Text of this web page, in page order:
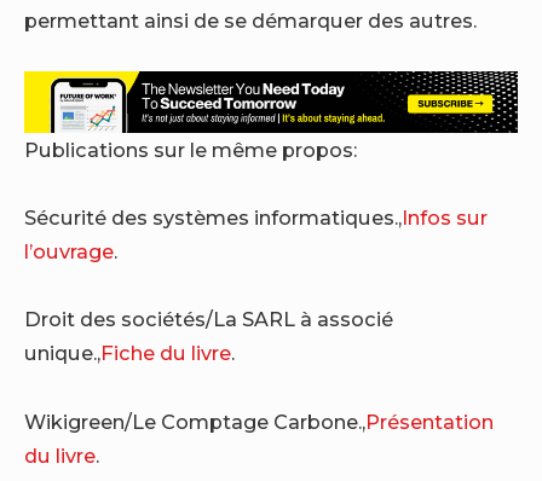
permettant ainsi de se démarquer des autres.
Publications sur le même propos:
Sécurité des systèmes informatiques.,Infos sur
l’ouvrage.
Droit des sociétés/La SARL à associé
unique.,Fiche du livre.
Wikigreen/Le Comptage Carbone.,Présentation
du livre.